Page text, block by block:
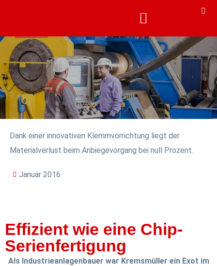
Dank einer innovativen Klemmvorrichtung liegt der
Materialverlust beim Anbiegevorgang bei null Prozent.
Januar 2016
Effizient wie eine Chip-
Serienfertigung
Als Industrieanlagenbauer war Kremsmüller ein Exot im